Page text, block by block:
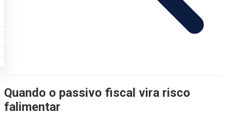
Quando o passivo fiscal vira risco
falimentar